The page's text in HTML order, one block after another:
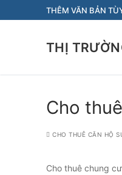
đến
THÊM VĂN BẢN
THỊ
Cho
CHO THUÊ CĂN HỘ
Cho thuê chung cư